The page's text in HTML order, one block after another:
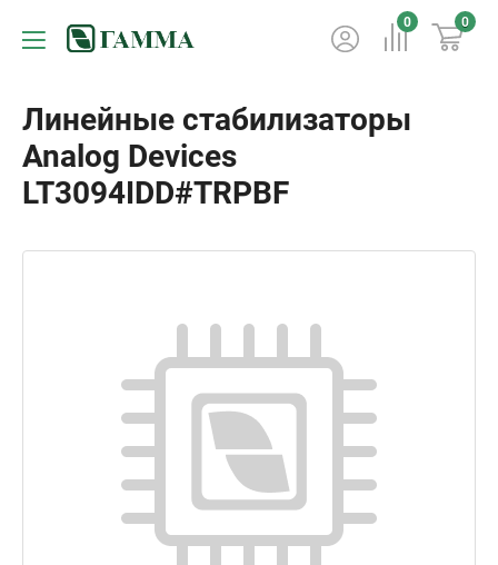
0 0
Линейные стабилизаторы
Analog Devices
LT3094IDD#TRPBF